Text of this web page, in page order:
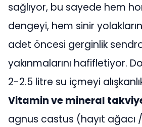
sağlıyor, bu sayede hem
dengeyi, hem sinir
adet öncesi gerginlik
yakınmalarını hafifletiyor.
2-2.5 litre su içmeyi
Vitamin ve mineral
agnus castus (hayıt